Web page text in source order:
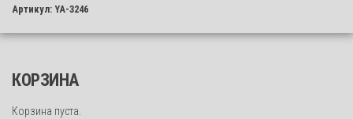
3246
Артикул: YA-3246
КОРЗИНА
Корзина пуста.